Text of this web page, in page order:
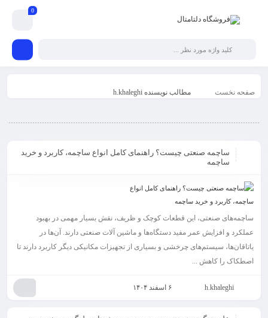
0
صفحه نخست مطالب نویسنده h.khaleghi
ساچمه صنعتی چیست؟ راهنمای کامل انواع ساچمه، کاربرد و خرید
ساچمه
ساچمه‌های صنعتی، این قطعات کوچک و ظریف، نقش بسیار مهمی در بهبود
عملکرد و افزایش عمر مفید دستگاه‌ها و ماشین ‌آلات صنعتی دارند. آن‌ها در
یاتاقان‌ها، سیستم‌های چرخشی و بسیاری از تجهیزات مکانیکی دیگر کاربرد دارند تا
اصطکاک را کاهش ...
h.khaleghi ۶ اسفند ۱۴۰۴